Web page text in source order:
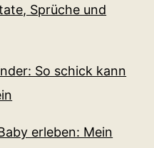
Sprüche und
So schick kann
erleben: Mein